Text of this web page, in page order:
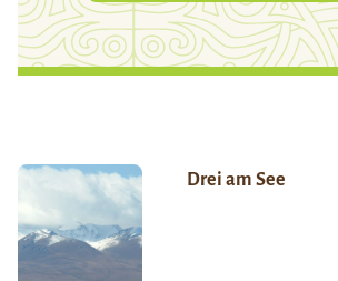
Drei am See